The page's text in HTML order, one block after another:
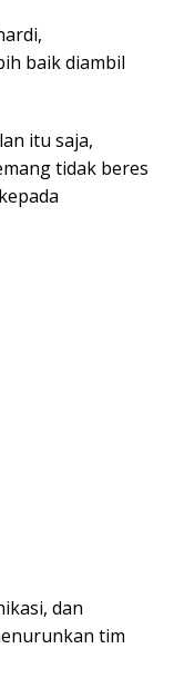
baik diambil
itu saja,
tidak beres
dan
tim